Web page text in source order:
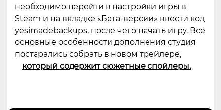
необходимо перейти в настройки игры в
Steam и на вкладке «Бета-версии» ввести код
yesimadebackups, после чего начать игру. Все
основные особенности дополнения студия
постарались собрать в новом трейлере,
который содержит сюжетные спойлеры.